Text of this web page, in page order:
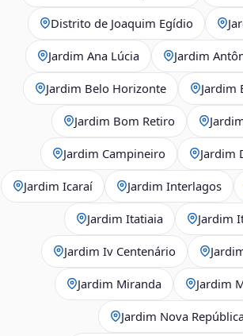
Distrito de Joaquim Egídio
Jardim Ana Lúcia Jardim
Jardim Belo Horizonte Jardim
Jardim Bom Retiro
Jardim Campineiro Jardim
Jardim Icaraí Jardim Interlagos
Jardim Itatiaia Jardim
Jardim Iv Centenário
Jardim Miranda Jardim
Jardim Nova República